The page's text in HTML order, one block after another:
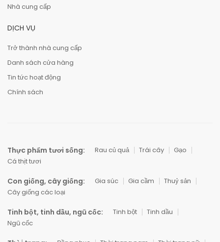
Nhà cung cấp
DỊCH VỤ
Trở thành nhà cung cấp
Danh sách cửa hàng
Tin tức hoạt động
Chính sách
Thực phẩm tươi sống: Rau củ quả Trái cây
Gạo
Cá thịt tươi
Con giống, cây giống: Gia súc Gia cầm
Thuỷ sản
Cây giống các loại
Tinh bột, tinh dầu, ngũ cốc: Tinh bột
Tinh dầu
Ngũ cốc